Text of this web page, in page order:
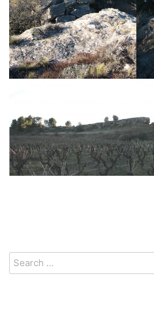
Search
for: